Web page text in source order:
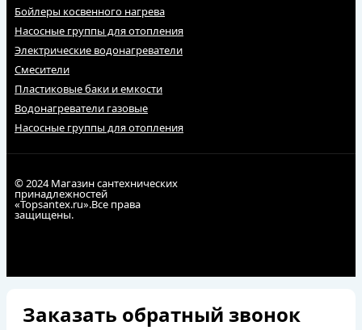
Бойлеры косвенного нагрева
Насосные группы для отопления
Электрические водонагреватели
Смесители
Пластиковые баки и емкости
Водонагреватели газовые
Насосные группы для отопления
© 2024 Магазин сантехнических
принадлежностей
«Topsantex.ru».Все права
защищены.
Заказать обратный звонок